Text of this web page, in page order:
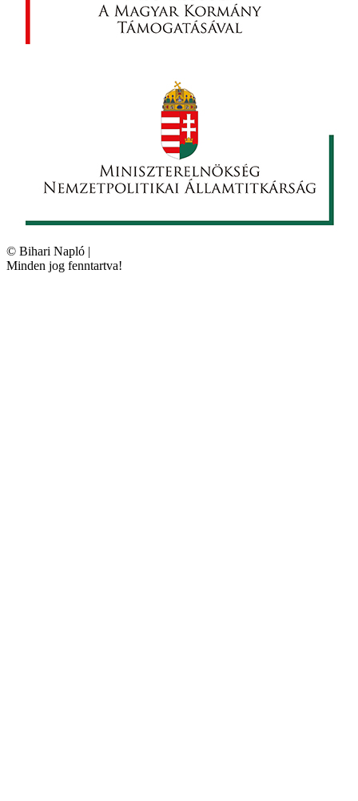
© Bihari Napló |
Minden jog fenntartva!